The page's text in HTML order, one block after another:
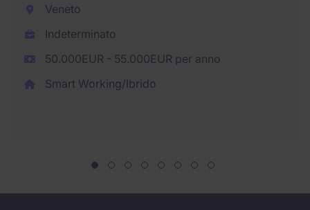
Veneto
Indeterminato
50.000EUR - 55.000EUR per anno
Smart Working/Ibrido